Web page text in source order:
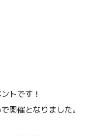
トです！
開催となりました。